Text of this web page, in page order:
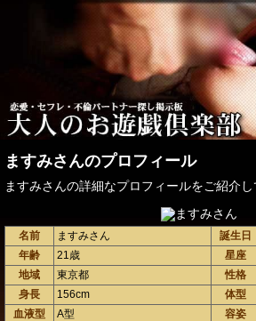
ますみさんのプロフィール
ますみさんの詳細なプロフィールをご紹介し
名前 ますみさん 誕生日
年齢
21歳 星座
地域
東京都 性格
身長
156cm 体型
血液型
A型 容姿